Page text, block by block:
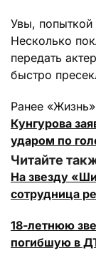
Увы, попыткой
Несколько
передать
быстро
Ранее
Кунгурова
ударом по
Читайте
На звезду
сотрудница
18-летнюю
погибшую в